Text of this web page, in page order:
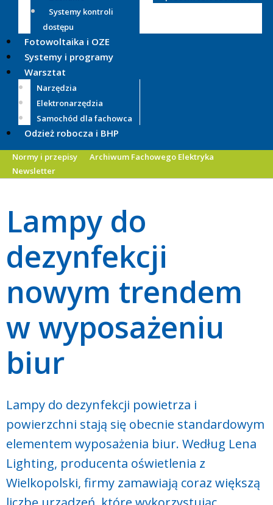
Systemy kontroli
dostępu
Fotowoltaika i OZE
Systemy i programy
Warsztat
Narzędzia
Elektronarzędzia
Samochód dla fachowca
Odzież robocza i BHP
Normy i przepisy
Archiwum Fachowego Elektryka
Newsletter
Lampy do
dezynfekcji
nowym trendem
w wyposażeniu
biur
Lampy do dezynfekcji powietrza i
powierzchni stają się obecnie standardowym
elementem wyposażenia biur. Według Lena
Lighting, producenta oświetlenia z
Wielkopolski, firmy zamawiają coraz większą